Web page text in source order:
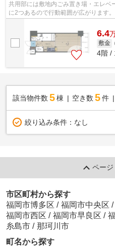
共用部には敷地内ごみ置き場・エレベ
に2つあるので行動範囲が広がります
6.4
敷金
4階 /
該当物件数 5棟 空き数 5 件
絞り込み条件： なし
ペー
市区町村から探す
福岡市博多区 / 福岡市中央区 /
福岡市西区 / 福岡市早良区 /
糸島市 / 那珂川市
町名から探す